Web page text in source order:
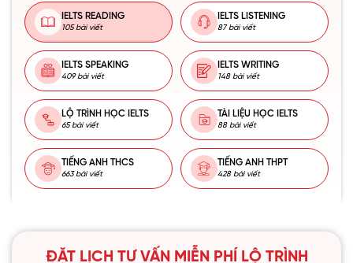
IELTS READING
105 bài viết
IELTS LISTENING
87 bài viết
IELTS SPEAKING
409 bài viết
IELTS WRITING
148 bài viết
LỘ TRÌNH HỌC IELTS
65 bài viết
TÀI LIỆU HỌC IELTS
88 bài viết
TIẾNG ANH THCS
663 bài viết
TIẾNG ANH THPT
428 bài viết
ĐẶT LỊCH TƯ VẤN MIỄN PHÍ LỘ TRÌNH